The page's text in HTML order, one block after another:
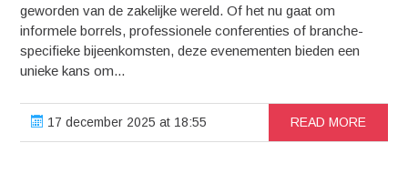
geworden van de zakelijke wereld. Of het nu gaat om
informele borrels, professionele conferenties of branche-
specifieke bijeenkomsten, deze evenementen bieden een
unieke kans om...
17 december 2025 at 18:55 READ MORE